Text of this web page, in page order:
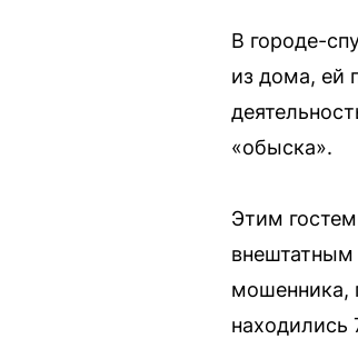
В городе-
из дома, ей
«обыска».
Этим
мошенника,